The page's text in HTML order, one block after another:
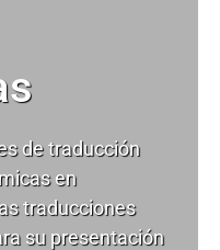
detraducción
en
traducciones
su presentación